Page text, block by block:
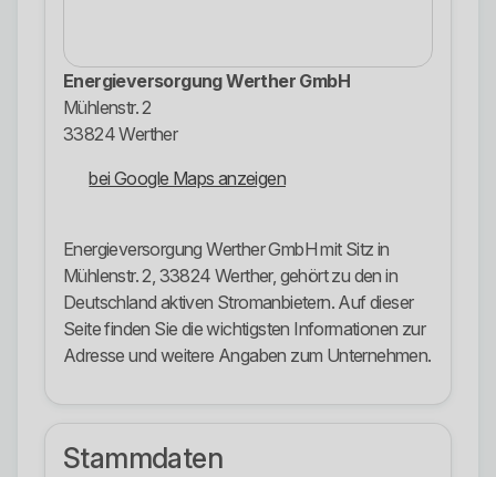
Energieversorgung Werther GmbH
Mühlenstr. 2
33824 Werther
bei Google Maps anzeigen
Energieversorgung Werther GmbH mit Sitz in
Mühlenstr. 2, 33824 Werther, gehört zu den in
Deutschland aktiven Stromanbietern. Auf dieser
Seite finden Sie die wichtigsten Informationen zur
Adresse und weitere Angaben zum Unternehmen.
Stammdaten